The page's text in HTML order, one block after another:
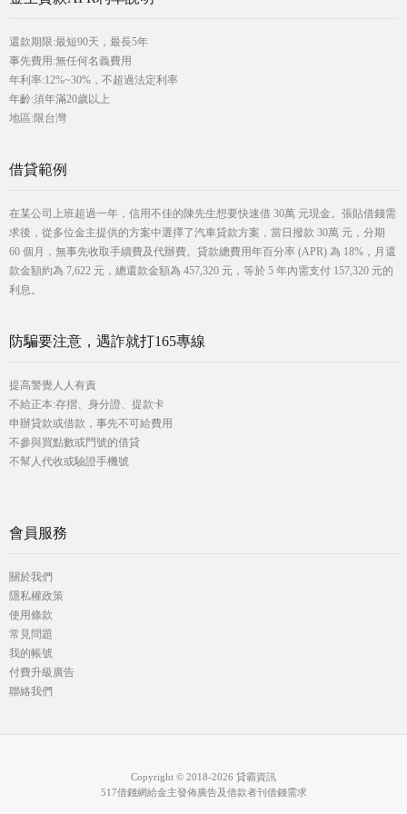
還款期限:最短90天，最長5年
事先費用:無任何名義費用
年利率:12%~30%，不超過法定利率
年齡:須年滿20歲以上
地區:限台灣
借貸範例
在某公司上班超過一年，信用不佳的陳先生想要快速借 30萬 元現金。張貼借錢需
求後，從多位金主提供的方案中選擇了汽車貸款方案，當日撥款 30萬 元，分期
60 個月，無事先收取手續費及代辦費。貸款總費用年百分率 (APR) 為 18%，月還
款金額約為 7,622 元，總還款金額為 457,320 元，等於 5 年內需支付 157,320 元的
利息。
防騙要注意，遇詐就打165專線
提高警覺人人有責
不給正本:存摺、身分證、提款卡
申辦貸款或借款，事先不可給費用
不參與買點數或門號的借貸
不幫人代收或驗證手機號
會員服務
關於我們
隱私權政策
使用條款
常見問題
我的帳號
付費升級廣告
聯絡我們
Copyright © 2018-2026 貸霸資訊
517借錢網給金主發佈廣告及借款者刊借錢需求